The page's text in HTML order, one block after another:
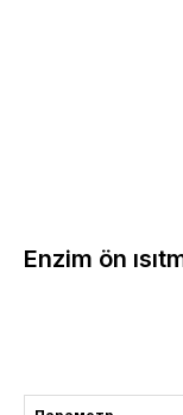
Enzim ön